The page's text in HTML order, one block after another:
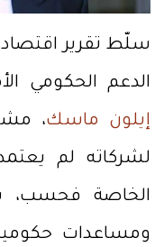
سلّط تقرير
الدعم الحكومي
إيلون ماسك،
لشركاته لم يعتمد
الخاصة فحسب،
ومساعدات